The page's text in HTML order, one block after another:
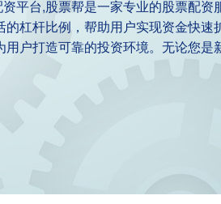
平台,股票帮是一家专业的股票配资
杠杆比例，帮助用户实现资金快
户打造可靠的投资环境。无论您